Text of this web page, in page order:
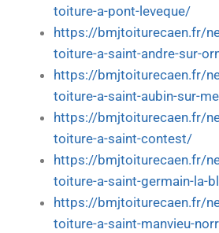
toiture-a-pont-leveque/
https://bmjtoiturecaen.fr/
toiture-a-saint-andre-sur-
https://bmjtoiturecaen.fr/
toiture-a-saint-aubin-sur-
https://bmjtoiturecaen.fr/
toiture-a-saint-contest/
https://bmjtoiturecaen.fr/
toiture-a-saint-germain-la-
https://bmjtoiturecaen.fr/
toiture-a-saint-manvieu-